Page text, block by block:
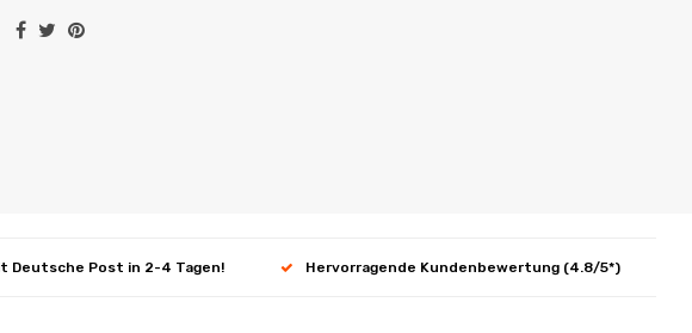
Deutsche Post in 2-4 Tagen! Hervorragende Kundenbewertung (4.8/5*)